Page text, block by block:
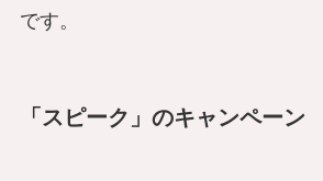
です。
「スピーク」のキャンペーン